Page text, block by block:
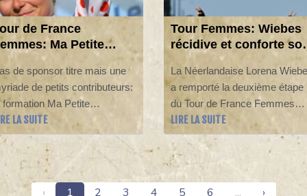
de France
Ma Petite
le vélo
de sponsor titre mais une
de petits contributeurs:
formation Ma Petite
mise en lumière par
maillot à pois porté par
Mahé dimanche entre
et Genève, détonne au
du peloton du Tour de
LA SUITE
Tour Femmes: Wiebes
récidive et conforte
maillot jaune lors de la
2e étape
La Néerlandaise Lorena
a remporté la deuxième étape
du Tour de France Femmes
dimanche à Genève où elle a
devancé au sprint l'Italienne
Elisa Balsamo et une autre
Néerlandaise, Marianne Vos.
LIRE LA SUITE
‹ 1 2 3 4 5 6 ... ›